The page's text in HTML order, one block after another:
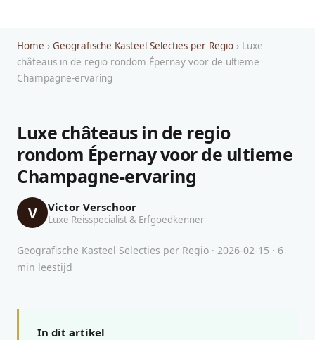
Home › Geografische Kasteel Selecties per Regio › Luxe
châteaus in de regio rondom Épernay voor de ultieme
Champagne-ervaring
Luxe châteaus in de regio
rondom Épernay voor de ultieme
Champagne-ervaring
V Victor Verschoor
Luxe Reisspecialist & Erfgoedkenner
Geografische Kasteel Selecties per Regio · 2026-02-15 · 6
min leestijd
In dit artikel